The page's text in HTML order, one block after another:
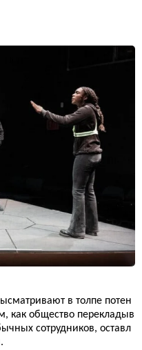
в толпе потен
как общество перекладыв
сотрудников, оставл